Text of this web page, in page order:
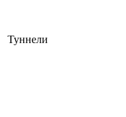
Туннели